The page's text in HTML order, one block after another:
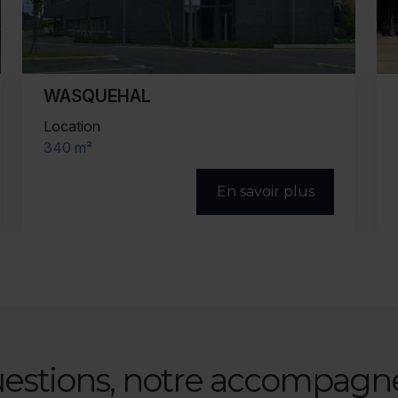
CROIX
Vente/Location
1 152 m² (divisibles)
En savoir plus
notre